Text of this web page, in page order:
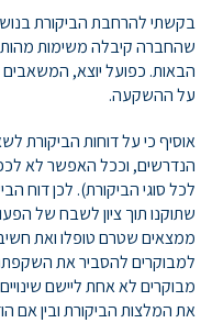
בקשתי להרחבת הביקורת
שהחברה קיבלה משימות
הבאות. כפועל יוצא, המשאבים
על ההשקעה.
אוסיף כי על דוחות הביקורת
הנדרשים, וככל האפשר לא
לכל סוגי הביקורת). לכן דוח
שתוקנו תוך ציון לשבח של
ממצאים שטרם טופלו ואת
למבוקרים להסביר את
מבוקרים לא אחת ליישם שינויים
את המלצות הביקורת ובין אם